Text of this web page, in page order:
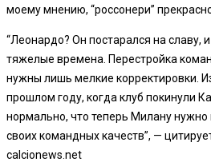
моему мнению, “россонери”
“Леонардо? Он постарался на славу,
тяжелые времена. Перестройка
нужны лишь мелкие корректировки.
прошлом году, когда клуб покинули
нормально, что теперь Милану
своих командных качеств”, —
calcionews.net